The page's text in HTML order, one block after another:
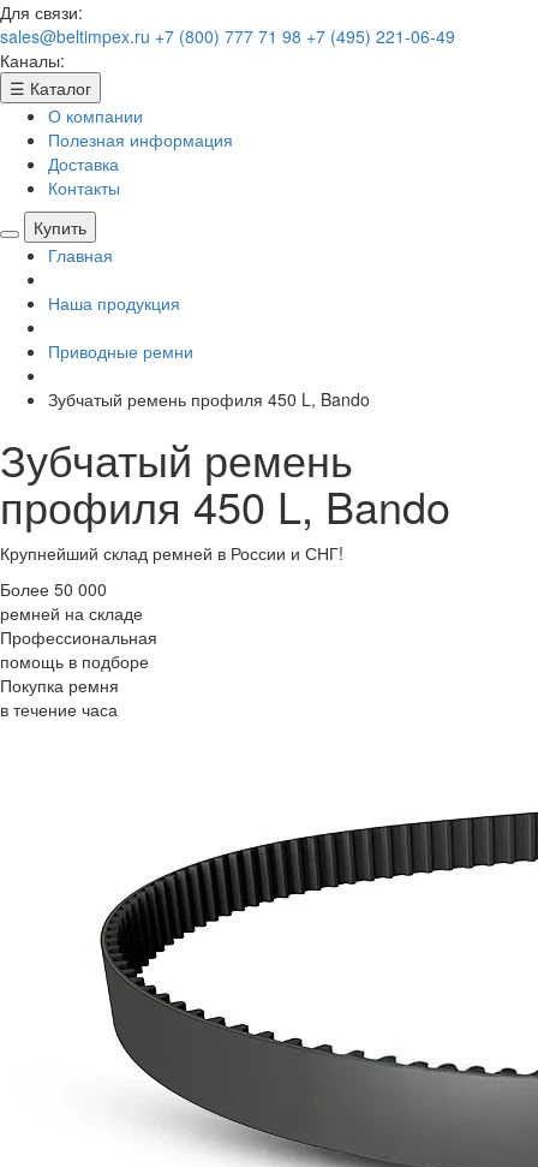
Для связи:
sales@beltimpex.ru +7 (800) 777 71 98 +7 (495) 221-06-49
Каналы:
☰ Каталог
О компании
Полезная информация
Доставка
Контакты
Купить
Главная
Наша продукция
Приводные ремни
Зубчатый ремень профиля 450 L, Bando
Зубчатый ремень
профиля 450 L, Bando
Крупнейший склад ремней в России и СНГ!
Более 50 000
ремней на складе
Профессиональная
помощь в подборе
Покупка ремня
в течение часа